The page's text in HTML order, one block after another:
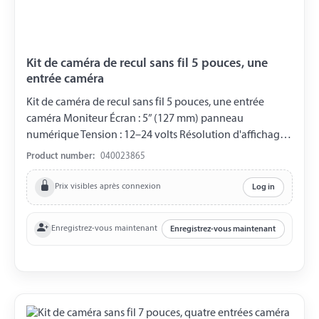
Kit de caméra de recul sans fil 5 pouces, une
entrée caméra
Kit de caméra de recul sans fil 5 pouces, une entrée
caméra Moniteur Écran : 5” (127 mm) panneau
numérique Tension : 12–24 volts Résolution d'affichage :
800 RGB (H) x 480 (V) points Système de couleur TV :
NTSC/PAL (changement automatique) Menu OSD :
Luminosité, Contraste, Couleur Entrée vidéo : 1 voie /
Luminosité : 500 cd/m² / Contraste : 1200:1 Connexion :
Câble allume-cigare / longueur 0,43 m Montage :
Support à ventouse Fonctions : Trois boutons, pare-
Poids : 0,20 kg Tension : 12–24 volts Pixels effectifs : PAL :
Product number: 040023865
Prix visibles après connexion Log in
Enregistrez-vous maintenant Enregistrez-vous maintenant